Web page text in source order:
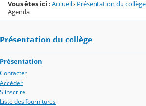
Vous êtes ici : Accueil› Présentation du collège
Agenda
Présentation du collège
Présentation
Contacter
Accéder
S'inscrire
Liste des fournitures